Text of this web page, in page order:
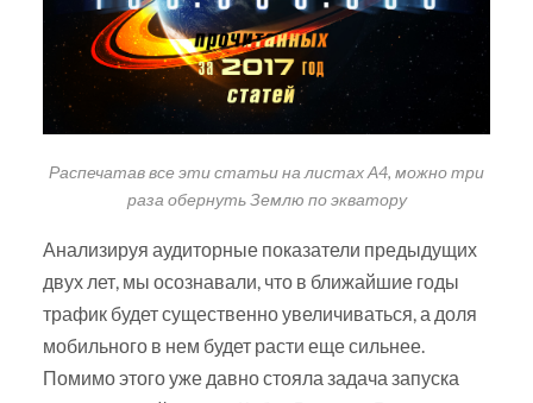
Распечатав все эти статьи на листах А4, можно три
раза обернуть Землю по экватору
Анализируя аудиторные показатели предыдущих
двух лет, мы осознавали, что в ближайшие годы
трафик будет существенно увеличиваться, а доля
мобильного в нем будет расти еще сильнее.
Помимо этого уже давно стояла задача запуска